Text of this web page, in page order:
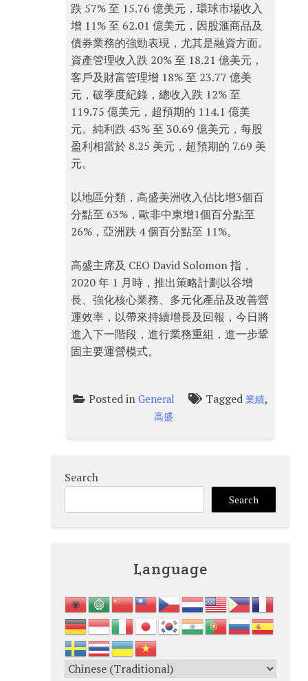
跌 57% 至 15.76 億美元，環球市場收入
增 11% 至 62.01 億美元，因股滙商品及
債券業務的強勁表現，尤其是融資方面。
資產管理收入跌 20% 至 18.21 億美元，
客戶及財富管理增 18% 至 23.77 億美
元，破季度紀錄，總收入跌 12% 至
119.75 億美元，超預期的 114.1 億美
元。純利跌 43% 至 30.69 億美元，每股
盈利相當於 8.25 美元，超預期的 7.69 美
元。
以地區分類，高盛美洲收入佔比增3個百
分點至 63%，歐非中東增1個百分點至
26%，亞洲跌 4 個百分點至 11%。
高盛主席及 CEO David Solomon 指，
2020 年 1 月時，推出策略計劃以谷增
長、強化核心業務、多元化產品及改善營
運效率，以帶來持續增長及回報，今日將
進入下一階段，進行業務重組，進一步鞏
固主要運營模式。
Posted inGeneral Tagged業績,
高盛
Search
Search
Language